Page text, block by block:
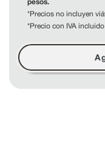
*Precios no incluyen
*Precio con IVA